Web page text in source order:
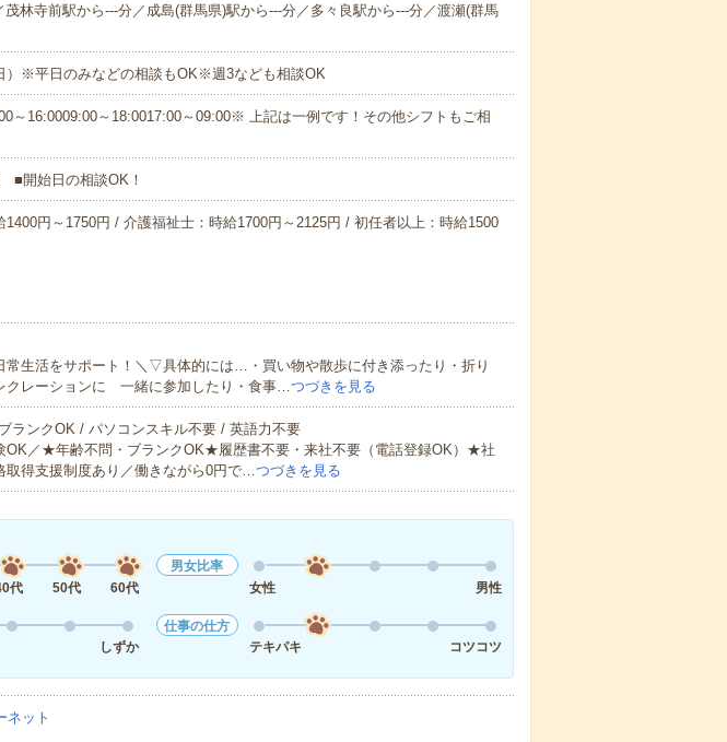
茂林寺前駅から---分／成島(群馬県)駅から---分／多々良駅から---分／渡瀬(群馬
）※平日のみなどの相談もOK※週3なども相談OK
～16:0009:00～18:0017:00～09:00※ 上記は一例です！その他シフトもご相
■開始日の相談OK！
1400円～1750円 / 介護福祉士：時給1700円～2125円 / 初任者以上：時給1500
常生活をサポート！＼▽具体的には…・買い物や散歩に付き添ったり・折り
クレーションに 一緒に参加したり・食事…つづきを見る
ランクOK / パソコンスキル不要 / 英語力不要
OK／★年齢不問・ブランクOK★履歴書不要・来社不要（電話登録OK）★社
取得支援制度あり／働きながら0円で…つづきを見る
代 50代 60代
男女比率
女性
男性
しずか
仕事の仕方
テキパキ
コツコツ
ネット